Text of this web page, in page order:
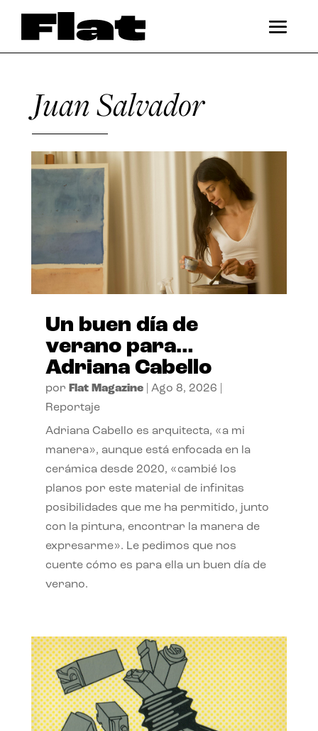
Juan Salvador
Un buen día de
verano para…
Adriana Cabello
por Flat Magazine| Ago 8, 2026
Reportaje
Adriana Cabello es arquitecta, «a mi
manera», aunque está enfocada en la
cerámica desde 2020, «cambié los
planos por este material de infinitas
posibilidades que me ha permitido, junto
con la pintura, encontrar la manera de
expresarme». Le pedimos que nos
cuente cómo es para ella un buen día de
verano.